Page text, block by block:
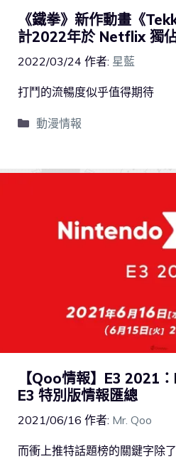
《鐵拳》新作動畫《
計2022年於 Netflix 獨
2022/03/24 作者: 星藍
打鬥的流暢度似乎值得期待
動漫情報
【Qoo情報】E3 2021
E3 特別版情報匯總
2021/06/16 作者: Mr. Qoo
而衝上推特話題榜的關鍵字除